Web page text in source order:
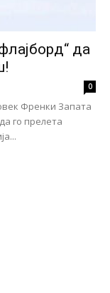
да
0
Френки Запата
го прелета